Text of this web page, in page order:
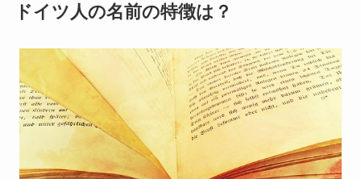
ドイツ人の名前の特徴は？